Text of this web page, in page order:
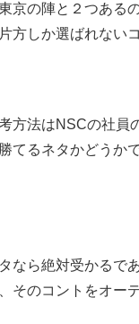
京の陣と２つある
方しか選ばれない
方法はNSCの社員
てるネタかどうか
なら絶対受かるで
そのコントをオー